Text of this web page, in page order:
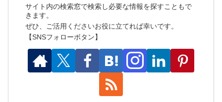
サイト内の検索窓で検索し必要な情報を探すこともで
きます。
ぜひ、ご活用くださいお役に立てれば幸いです。
【SNSフォローボタン】